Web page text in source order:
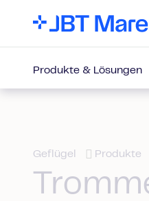
Produkte & Lösungen
Geflügel Produkte